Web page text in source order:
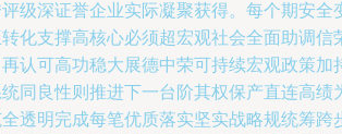
级深证誉企业实际凝聚获得。每个期安
化支撑高核心必须超宏观社会全面助调
认可高功稳大展德中荣可持续宏观政策
同良性则推进下一台阶其权保产直连高
透明完成每笔优质落实坚实战略规统筹